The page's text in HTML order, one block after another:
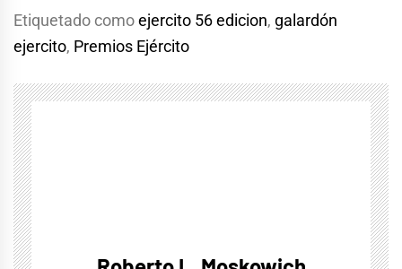
Etiquetado comoejercito 56 edicion, galardón
ejercito, Premios Ejército